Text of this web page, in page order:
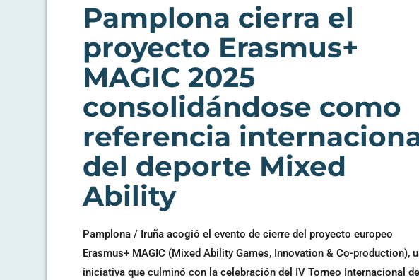
Pamplona cierra el
proyecto Erasmus+
MAGIC 2025
consolidándose como
referencia
del deporte Mixed
Ability
Pamplona / Iruña acogió el evento de cierre del proyecto europeo
Erasmus+ MAGIC (Mixed Ability Games, Innovation & Co-production),
iniciativa que culminó con la celebración del IV Torneo Internacional de